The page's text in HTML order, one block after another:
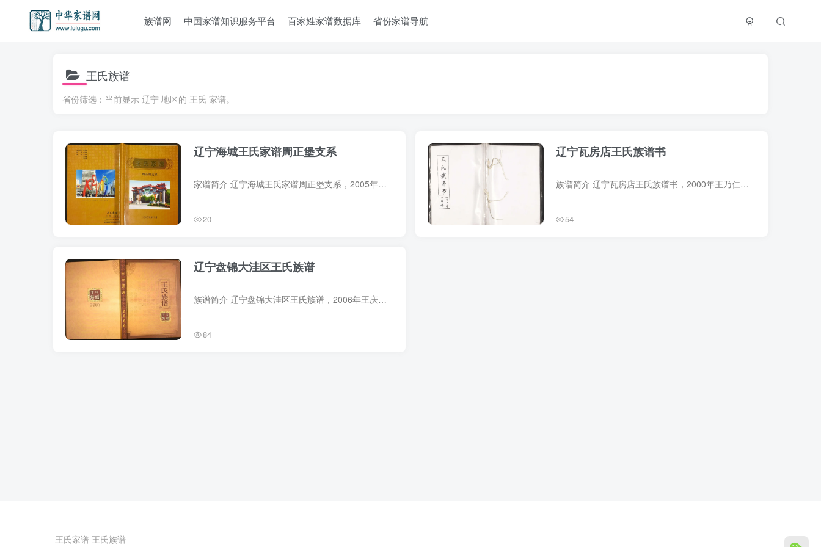
族谱网 中国家谱知识服务平台 百家姓家谱数据库 省份家谱导航
王氏族谱
省份筛选：当前显示 辽宁 地区的 王氏 家谱。
辽宁海城王氏家谱周正堡支系
家谱简介 辽宁海城王氏家谱周正堡支系，2005年王守政等纂修，1册。60余页。始祖王成贤，清顺治八年奉诏自山东青州府寿光县大王庄迁奉天府辽阳州环山峪（今辽宁省鞍山市鸡王屯），入汉军镶白旗。...
20
辽宁瓦房店王氏族谱书
族谱简介 辽宁瓦房店王氏族谱书，2000年王乃仁纂修，1册。始祖王一冬。 族谱部分预览 电子版PDF网盘下载
54
辽宁盘锦大洼区王氏族谱
族谱简介 辽宁盘锦大洼区王氏族谱，2006年王庆年、王守杰主编，1册。始祖王有亮，原籍关内永平府乐亭县大王庄（今河北乐亭县王滩乡大王庄）。始迁祖王世得，王有亮子，于清乾隆十八年前后出山海...
84
王氏家谱 王氏族谱